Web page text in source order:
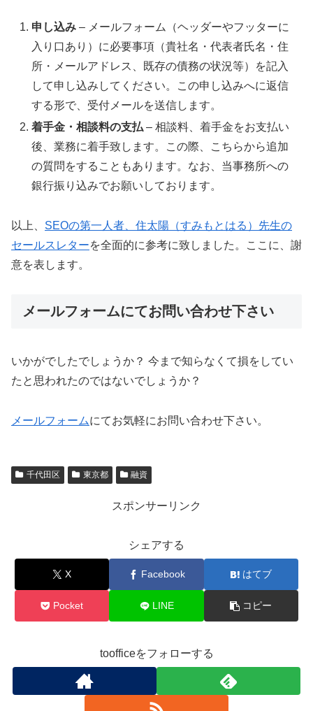
申し込み – メールフォーム（ヘッダーやフッターに
入り口あり）に必要事項（貴社名・代表者氏名・住
所・メールアドレス、既存の債務の状況等）を記入
して申し込みしてください。この申し込みへに返信
する形で、受付メールを送信します。
着手金・相談料の支払 – 相談料、着手金をお支払い
後、業務に着手致します。この際、こちらから追加
の質問をすることもあります。なお、当事務所への
銀行振り込みでお願いしております。
以上、 SEOの第一人者、住太陽（すみもとはる）先生の
セールスレターを全面的に参考に致しました。ここに、謝
意を表します。
メールフォームにてお問い合わせ下さい
いかがでしたでしょうか？ 今まで知らなくて損をしてい
たと思われたのではないでしょうか？
メールフォームにてお気軽にお問い合わせ下さい。
千代田区 東京都 融資
スポンサーリンク
シェアする
X Facebook はてブ
Pocket LINE コピー
toofficeをフォローする